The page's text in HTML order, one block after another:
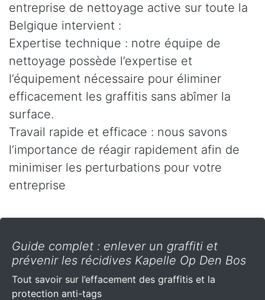
entreprise de nettoyage active sur toute la
Belgique intervient :
Expertise technique : notre équipe de
nettoyage possède l’expertise et
l’équipement nécessaire pour éliminer
efficacement les graffitis sans abîmer la
surface.
Travail rapide et efficace : nous savons
l’importance de réagir rapidement afin de
minimiser les perturbations pour votre
entreprise
Guide complet : enlever un graffiti et
prévenir les récidives Kapelle Op Den Bos
Tout savoir sur l’effacement des graffitis et la
protection anti-tags